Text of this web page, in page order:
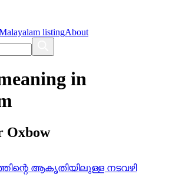
listingAbout
in
Oxbow
ആകൃതിയിലുള്ള നടവഴി